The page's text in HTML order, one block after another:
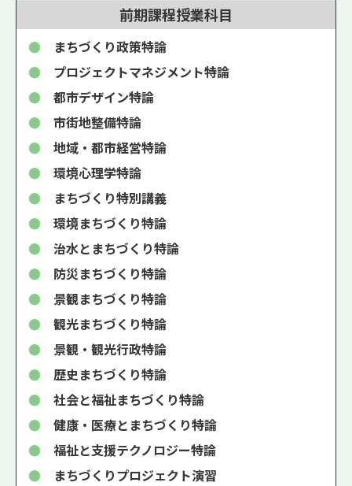
前期課程授業科目
●
まちづくり政策特論
●
プロジェクトマネジメント特論
●
都市デザイン特論
●
市街地整備特論
●
地域・都市経営特論
●
環境心理学特論
●
まちづくり特別講義
●
環境まちづくり特論
●
治水とまちづくり特論
●
防災まちづくり特論
●
景観まちづくり特論
●
観光まちづくり特論
●
景観・観光行政特論
●
歴史まちづくり特論
●
社会と福祉まちづくり特論
●
健康・医療とまちづくり特論
●
福祉と支援テクノロジー特論
●
まちづくりプロジェクト演習